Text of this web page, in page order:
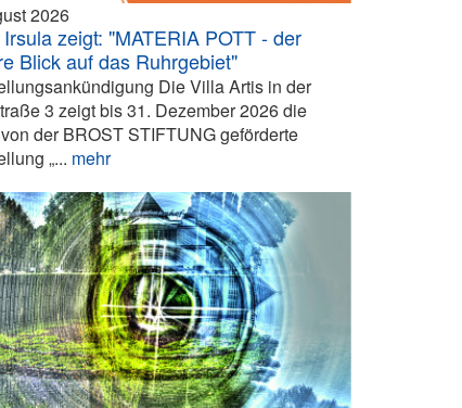
2026
zeigt: "MATERIA POTT - der
Blick auf das Ruhrgebiet"
Die Villa Artis in der
3 zeigt bis 31. Dezember 2026 die
der BROST STIFTUNG geförderte
„... mehr